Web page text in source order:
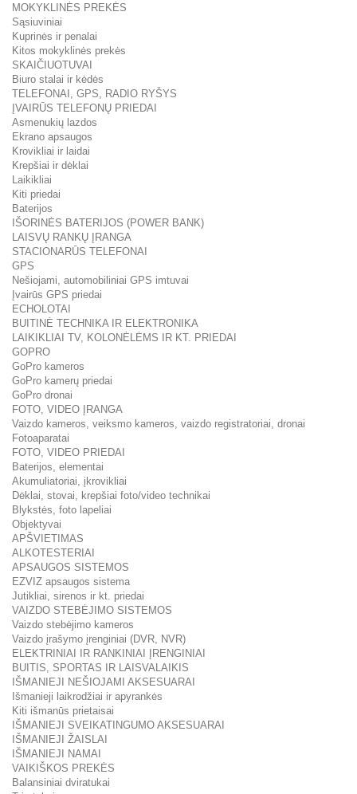
MOKYKLINĖS PREKĖS
Sąsiuviniai
Kuprinės ir penalai
Kitos mokyklinės prekės
SKAIČIUOTUVAI
Biuro stalai ir kėdės
TELEFONAI, GPS, RADIO RYŠYS
ĮVAIRŪS TELEFONŲ PRIEDAI
Asmenukių lazdos
Ekrano apsaugos
Krovikliai ir laidai
Krepšiai ir dėklai
Laikikliai
Kiti priedai
Baterijos
IŠORINĖS BATERIJOS (POWER BANK)
LAISVŲ RANKŲ ĮRANGA
STACIONARŪS TELEFONAI
GPS
Nešiojami, automobiliniai GPS imtuvai
Įvairūs GPS priedai
ECHOLOTAI
BUITINĖ TECHNIKA IR ELEKTRONIKA
LAIKIKLIAI TV, KOLONĖLĖMS IR KT. PRIEDAI
GOPRO
GoPro kameros
GoPro kamerų priedai
GoPro dronai
FOTO, VIDEO ĮRANGA
Vaizdo kameros, veiksmo kameros, vaizdo registratoriai, dronai
Fotoaparatai
FOTO, VIDEO PRIEDAI
Baterijos, elementai
Akumuliatoriai, įkrovikliai
Dėklai, stovai, krepšiai foto/video technikai
Blykstės, foto lapeliai
Objektyvai
APŠVIETIMAS
ALKOTESTERIAI
APSAUGOS SISTEMOS
EZVIZ apsaugos sistema
Jutikliai, sirenos ir kt. priedai
VAIZDO STEBĖJIMO SISTEMOS
Vaizdo stebėjimo kameros
Vaizdo įrašymo įrenginiai (DVR, NVR)
ELEKTRINIAI IR RANKINIAI ĮRENGINIAI
BUITIS, SPORTAS IR LAISVALAIKIS
IŠMANIEJI NEŠIOJAMI AKSESUARAI
Išmanieji laikrodžiai ir apyrankės
Kiti išmanūs prietaisai
IŠMANIEJI SVEIKATINGUMO AKSESUARAI
IŠMANIEJI ŽAISLAI
IŠMANIEJI NAMAI
VAIKIŠKOS PREKĖS
Balansiniai dviratukai